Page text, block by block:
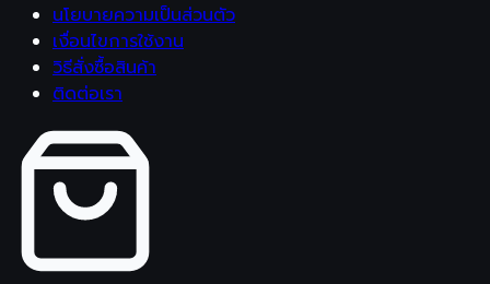
นโยบายความเป็นส่วนตัว
เงื่อนไขการใช้งาน
วิธีสั่งซื้อสินค้า
ติดต่อเรา